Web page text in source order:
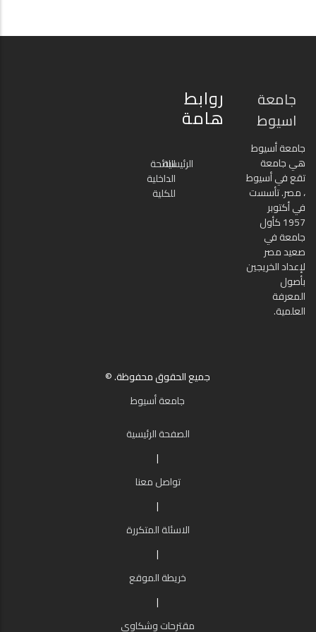
جامعة
اسيوط
جامعة أسيوط
هي جامعة
تقع في أسيوط
، مصر. تأسست
في أكتوبر
1957 كأول
جامعة في
صعيد مصر
لإعداد الخريجين
بأصول
المعرفة
العلمية.
روابط
هامة
الرئيسيةاللائحة
الداخلية
للكلية
جميع الحقوق محفوظة. ©
جامعة أسيوط
الصفحة الرئيسية
|
تواصل معنا
|
الاسئلة المتكررة
|
خريطة الموقع
|
مقترحات وشكاوي